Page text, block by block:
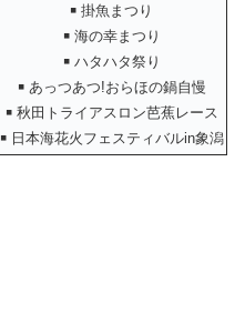
￭ 掛魚まつり
￭ 海の幸まつり
￭ ハタハタ祭り
￭ あっつあつ!おらほの鍋自慢
￭ 秋田トライアスロン芭蕉レース
￭ 日本海花火フェスティバルin象潟